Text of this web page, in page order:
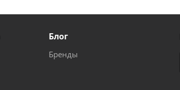
Блог
Бренды